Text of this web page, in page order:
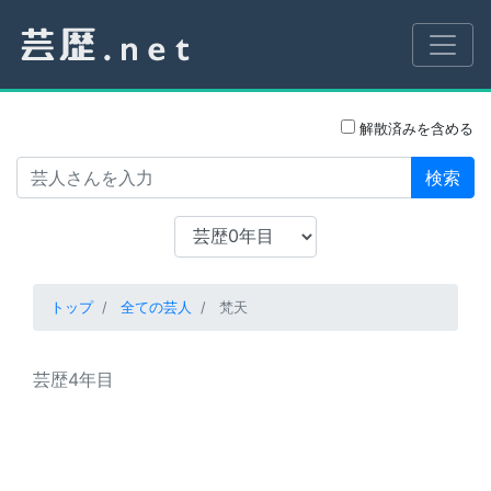
解散済みを含める
検索
トップ 全ての芸人 梵天
芸歴4年目